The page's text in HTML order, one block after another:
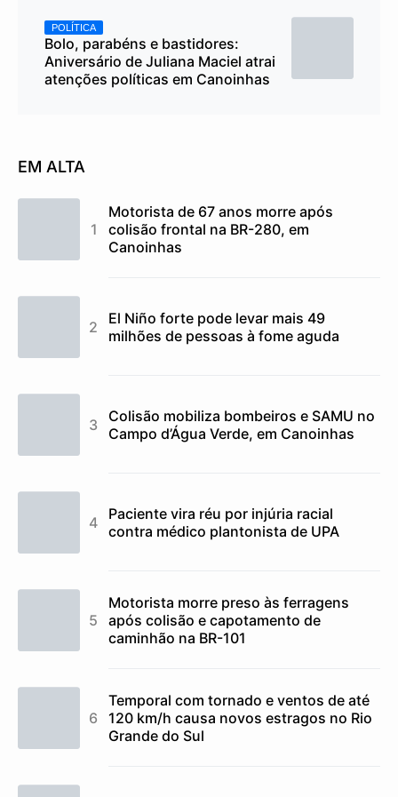
POLÍTICA
Bolo, parabéns e bastidores:
Aniversário de Juliana Maciel atrai
atenções políticas em Canoinhas
EM ALTA
Motorista de 67 anos morre após
colisão frontal na BR-280, em
Canoinhas
El Niño forte pode levar mais 49
milhões de pessoas à fome aguda
Colisão mobiliza bombeiros e SAMU no
Campo d’Água Verde, em Canoinhas
Paciente vira réu por injúria racial
contra médico plantonista de UPA
Motorista morre preso às ferragens
após colisão e capotamento de
caminhão na BR-101
Temporal com tornado e ventos de até
120 km/h causa novos estragos no Rio
Grande do Sul